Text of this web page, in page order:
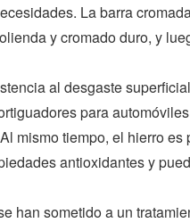
La barra
y cromado duro, y
al desgaste
para
mismo tiempo, el hierro
antioxidantes y
han sometido a un